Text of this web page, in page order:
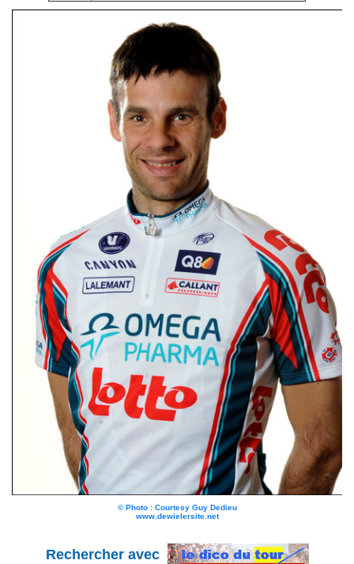
© Photo : Courtesy Guy Dedieu
www.dewielersite.net
Rechercher avec